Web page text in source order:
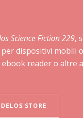
Science Fiction 229,
dispositivi mobili
reader o altre
DELOS STORE